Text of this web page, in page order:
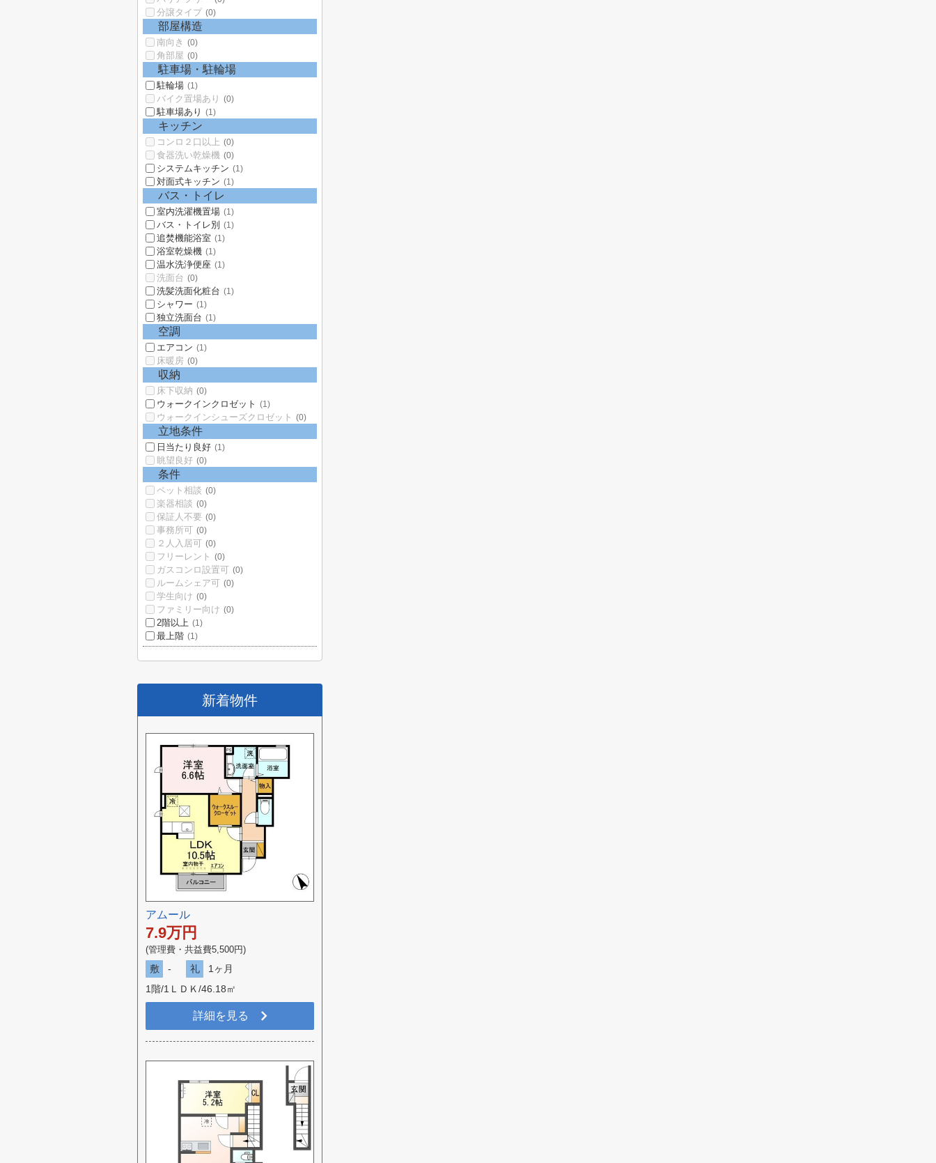
分譲タイプ (0)
部屋構造
南向き (0)
角部屋 (0)
駐車場・駐輪場
駐輪場 (1)
バイク置場あり (0)
駐車場あり (1)
キッチン
コンロ２口以上 (0)
食器洗い乾燥機 (0)
システムキッチン (1)
対面式キッチン (1)
バス・トイレ
室内洗濯機置場 (1)
バス・トイレ別 (1)
追焚機能浴室 (1)
浴室乾燥機 (1)
温水洗浄便座 (1)
洗面台 (0)
洗髪洗面化粧台 (1)
シャワー (1)
独立洗面台 (1)
空調
エアコン (1)
床暖房 (0)
収納
床下収納 (0)
ウォークインクロゼット (1)
ウォークインシューズクロゼット (0)
立地条件
日当たり良好 (1)
眺望良好 (0)
条件
ペット相談 (0)
楽器相談 (0)
保証人不要 (0)
事務所可 (0)
２人入居可 (0)
フリーレント (0)
ガスコンロ設置可 (0)
ルームシェア可 (0)
学生向け (0)
ファミリー向け (0)
2階以上 (1)
最上階 (1)
新着物件
アムール
7.9万円
(管理費・共益費5,500円)
敷 - 礼
1ヶ月
1階/1ＬＤＫ/46.18㎡
詳細を見る